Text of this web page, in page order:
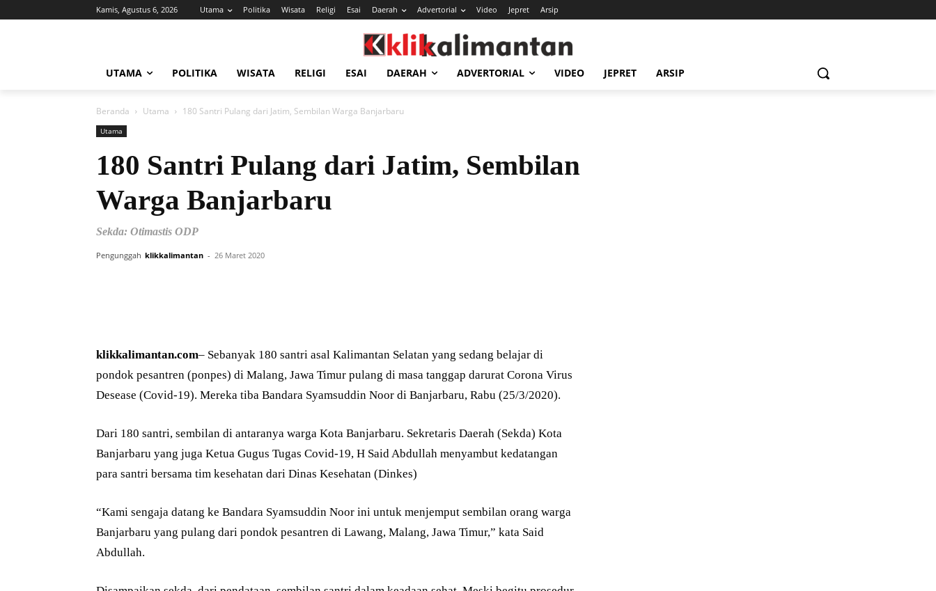
Kamis, Agustus 6, 2026 Utama Politika Wisata Religi Esai Daerah Advertorial Video Jepret Arsip
UTAMA POLITIKA WISATA RELIGI ESAI DAERAH ADVERTORIAL VIDEO JEPRET ARSIP
Beranda Utama 180 Santri Pulang dari Jatim, Sembilan Warga Banjarbaru
Utama
180 Santri Pulang dari Jatim, Sembilan
Warga Banjarbaru
Sekda: Otimastis ODP
Pengunggah klikkalimantan - 26 Maret 2020
klikkalimantan.com– Sebanyak 180 santri asal Kalimantan Selatan yang sedang belajar di
pondok pesantren (ponpes) di Malang, Jawa Timur pulang di masa tanggap darurat Corona Virus
Desease (Covid-19). Mereka tiba Bandara Syamsuddin Noor di Banjarbaru, Rabu (25/3/2020).
Dari 180 santri, sembilan di antaranya warga Kota Banjarbaru. Sekretaris Daerah (Sekda) Kota
Banjarbaru yang juga Ketua Gugus Tugas Covid-19, H Said Abdullah menyambut kedatangan
para santri bersama tim kesehatan dari Dinas Kesehatan (Dinkes)
“Kami sengaja datang ke Bandara Syamsuddin Noor ini untuk menjemput sembilan orang warga
Banjarbaru yang pulang dari pondok pesantren di Lawang, Malang, Jawa Timur,” kata Said
Abdullah.